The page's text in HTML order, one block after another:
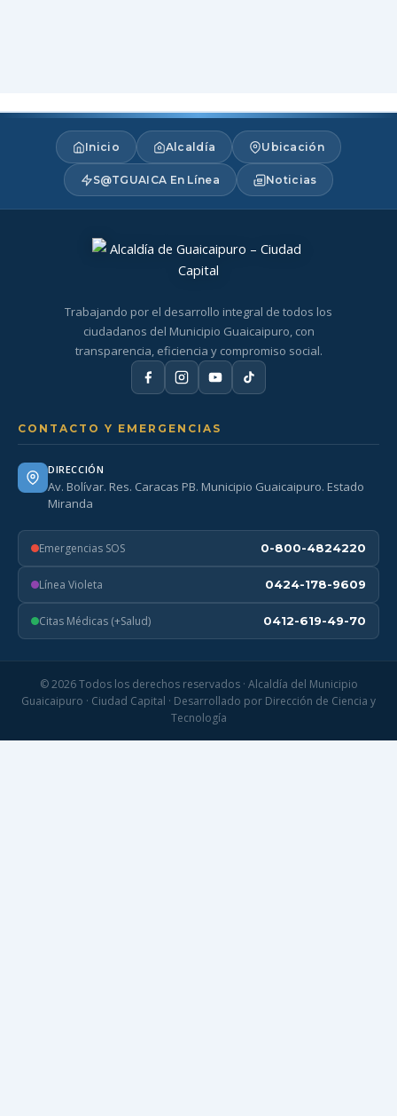
Inicio Alcaldía Ubicación
S@TGUAICA En Línea Noticias
Trabajando por el desarrollo integral de todos los
ciudadanos del Municipio Guaicaipuro, con
transparencia, eficiencia y compromiso social.
CONTACTO Y EMERGENCIAS
DIRECCIÓN
Av. Bolívar. Res. Caracas PB. Municipio Guaicaipuro. Estado
Miranda
Emergencias SOS 0-800-4824220
Línea Violeta 0424-178-9609
Citas Médicas (+Salud) 0412-619-49-70
© 2026 Todos los derechos reservados · Alcaldía del Municipio
Guaicaipuro · Ciudad Capital · Desarrollado por Dirección de Ciencia y
Tecnología